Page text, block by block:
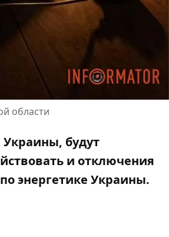
области
Украины, будут
и отключения
энергетике Украины.